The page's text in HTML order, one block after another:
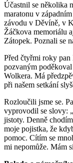
Účastnil se několika
maratonu v
závodu v Děvíně, v
Žáčkova memoriálu
Zátopek. Poznali se
Před čtyřmi roky
pozvaným
Wolkera. Má
při našem setkání
Rozloučili jsme se.
vyprovodil se slovy:
jistoty. Denně
moje pojistka, že
pomoc. Cítím se
mi nepomůže. Mám